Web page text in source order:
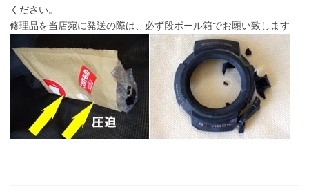
ください。
修理品を当店宛に発送の際は、必ず段ボール箱でお願い致します